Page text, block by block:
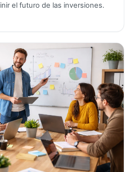
el futuro de las inversiones.